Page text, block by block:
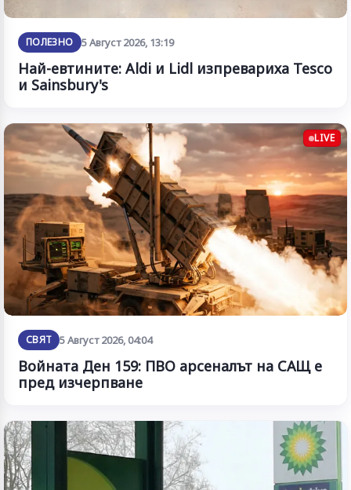
ПОЛЕЗНО 5 Август 2026, 13:19
Най-евтините: Aldi и Lidl изпревариха Tesco
и Sainsbury's
LIVE
СВЯТ 5 Август 2026, 04:04
Войната Ден 159: ПВО арсеналът на САЩ е
пред изчерпване